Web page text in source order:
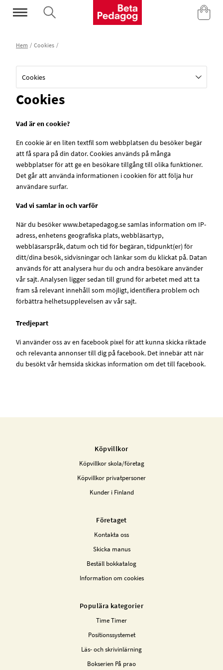
Mina Sidor
Hem Cookies
Cookies
Cookies
Vad är en cookie?
En cookie är en liten textfil som webbplatsen du besöker begär
att få spara på din dator. Cookies används på många
webbplatser för att ge en besökare tillgång till olika funktioner.
Det går att använda informationen i cookien för att följa hur
användare surfar.
Vad vi samlar in och varför
När du besöker www.betapedagog.se samlas information om IP-
adress, enhetens geografiska plats, webbläsartyp,
webbläsarspråk, datum och tid för begäran, tidpunkt(er) för
ditt/dina besök, sidvisningar och länkar som du klickat på. Datan
används för att analysera hur du och andra besökare använder
vår sajt. Analysen ligger sedan till grund för arbetet med att ta
fram så relevant innehåll som möjligt, identifiera problem och
förbättra helhetsupplevelsen av vår sajt.
Tredjepart
Vi använder oss av en facebook pixel för att kunna skicka riktade
och relevanta annonser till dig på facebook. Det innebär att när
du besökt vår hemsida skickas information om det till facebook.
Köpvillkor
Köpvillkor skola/företag
Köpvillkor privatpersoner
Kunder i Finland
Företaget
Kontakta oss
Skicka manus
Beställ bokkatalog
Information om cookies
Populära kategorier
Time Timer
Positionssystemet
Läs- och skrivinlärning
Bokserien På prao